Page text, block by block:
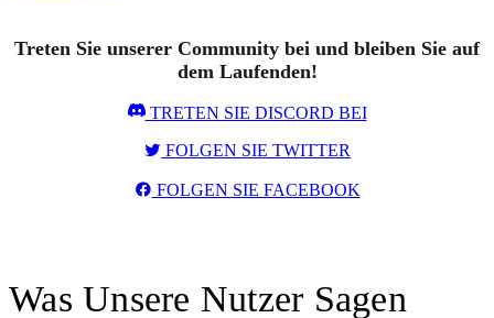
Treten Sie unserer Community bei und bleiben Sie auf
dem Laufenden!
TRETEN SIE DISCORD BEI
FOLGEN SIE TWITTER
FOLGEN SIE FACEBOOK
Was Unsere Nutzer Sagen